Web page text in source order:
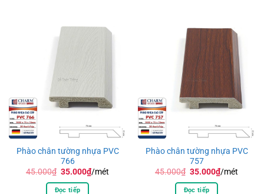
Phào chân tường nhựa PVC
766
45.000₫ Giá
là:
35.000₫Giá
hiện
/mét
Đọc tiếp
Phào chân tường nhựa PVC
757
45.000₫ Giá
là:
35.000₫Giá
hiện
/mét
Đọc tiếp